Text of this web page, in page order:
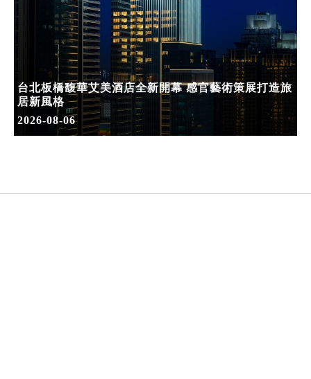
台北板橋馥華艾美酒店全新開幕 感官藝術策展打造旅
居新風格
2026-08-06